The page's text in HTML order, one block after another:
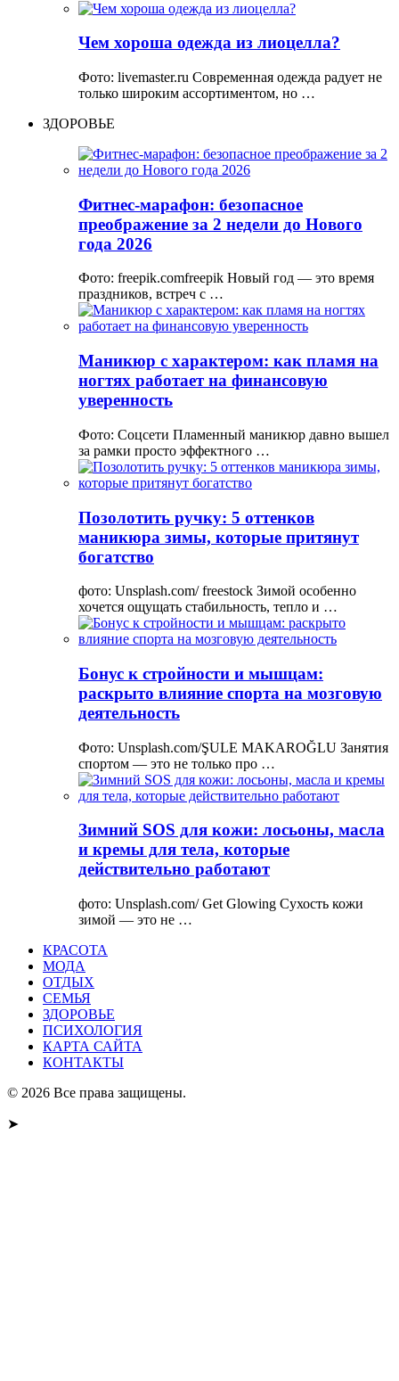
Чем хороша одежда из лиоцелла?
Фото: livemaster.ru Современная одежда радует не
только широким ассортиментом, но …
ЗДОРОВЬЕ
Фитнес-марафон: безопасное
преображение за 2 недели до Нового
года 2026
Фото: freepik.comfreepik Новый год — это время
праздников, встреч с …
Маникюр с характером: как пламя на
ногтях работает на финансовую
уверенность
Фото: Соцсети Пламенный маникюр давно вышел
за рамки просто эффектного …
Позолотить ручку: 5 оттенков
маникюра зимы, которые притянут
богатство
фото: Unsplash.com/ freestock Зимой особенно
хочется ощущать стабильность, тепло и …
Бонус к стройности и мышцам:
раскрыто влияние спорта на мозговую
деятельность
Фото: Unsplash.com/ŞULE MAKAROĞLU Занятия
спортом — это не только про …
Зимний SOS для кожи: лосьоны, масла
и кремы для тела, которые
действительно работают
фото: Unsplash.com/ Get Glowing Сухость кожи
зимой — это не …
КРАСОТА
МОДА
ОТДЫХ
СЕМЬЯ
ЗДОРОВЬЕ
ПСИХОЛОГИЯ
КАРТА САЙТА
КОНТАКТЫ
© 2026 Все права защищены.
➤